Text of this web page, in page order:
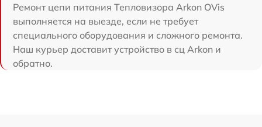
Ремонт цепи питания Тепловизора Arkon OVis
выполняется на выезде, если не требует
специального оборудования и сложного ремонта.
Наш курьер доставит устройство в сц Arkon и
обратно.